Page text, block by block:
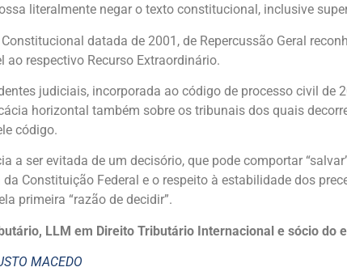
literalmente negar o texto constitucional, inclusive
datada de 2001, de Repercussão Geral
respectivo Recurso Extraordinário.
judiciais, incorporada ao código de processo civil
horizontal também sobre os tribunais dos quais
código.
a ser evitada de um decisório, que pode comportar
Constituição Federal e o respeito à estabilidade dos
primeira “razão de decidir”.
LLM em Direito Tributário Internacional e sócio do
MACEDO